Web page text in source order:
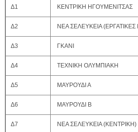
Δ1 ΚΕΝΤΡΙΚΗ ΗΓΟΥΜΕΝΙΤΣΑΣ
Δ2 ΝΕΑ ΣΕΛΕΥΚΕΙΑ (ΕΡΓΑΤΙΚΕΣ
Δ3 ΓΚΑΝΙ
Δ4 ΤΕΧΝΙΚΗ ΟΛΥΜΠΙΑΚΗ
Δ5 ΜΑΥΡΟΥΔΙ Α
Δ6 ΜΑΥΡΟΥΔΙ Β
Δ7 ΝΕΑ ΣΕΛΕΥΚΕΙΑ (ΚΕΝΤΡΙΚΗ)